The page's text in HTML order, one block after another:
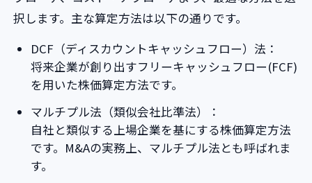
択します。主な算定方法は以下の通りです。
DCF（ディスカウントキャッシュフロー）法：
将来企業が創り出すフリーキャッシュフロー(FCF)
を用いた株価算定方法です。
マルチプル法（類似会社比準法）：
自社と類似する上場企業を基にする株価算定方法
です。M&Aの実務上、マルチプル法とも呼ばれま
す。